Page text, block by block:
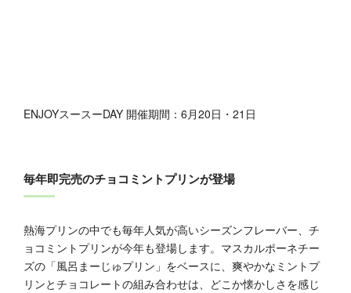
ENJOYスースーDAY 開催期間：6月20日・21日
毎年即完売のチョコミントプリンが登場
熱海プリンの中でも毎年人気が高いシーズンフレーバー、チ
ョコミントプリンが今年も登場します。マスカルポーネチー
ズの「風呂まーじゅプリン」をベースに、爽やかなミントプ
リンとチョコレートの組み合わせは、どこか懐かしさを感じ